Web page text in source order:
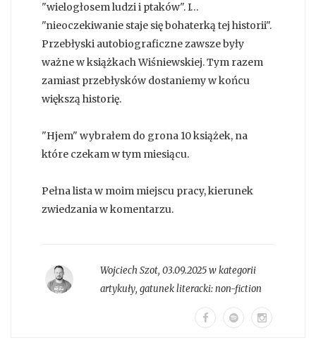
"wielogłosem ludzi i ptaków". I…
"nieoczekiwanie staje się bohaterką tej historii".
Przebłyski autobiograficzne zawsze były
ważne w książkach Wiśniewskiej. Tym razem
zamiast przebłysków dostaniemy w końcu
większą historię.
"Hjem" wybrałem do grona 10 książek, na
które czekam w tym miesiącu.
Pełna lista w moim miejscu pracy, kierunek
zwiedzania w komentarzu.
Wojciech Szot, 03.09.2025 w kategorii
artykuły, gatunek literacki:non-fiction